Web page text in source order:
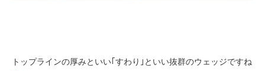
トップラインの厚みといい｢すわり｣といい抜群のウェッジですね